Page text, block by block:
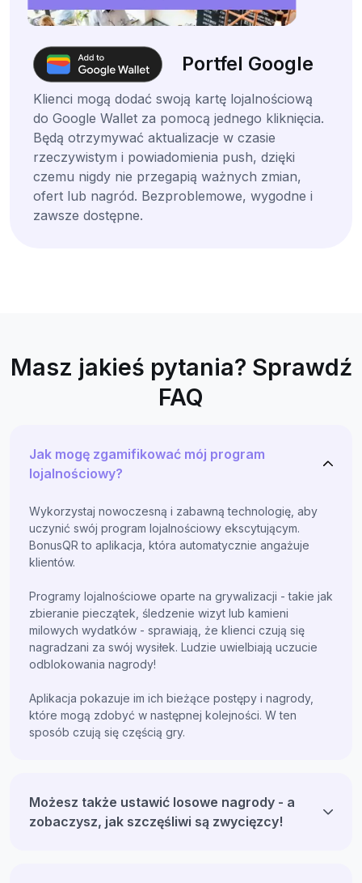
Portfel Google
Klienci mogą dodać swoją kartę lojalnościową
do Google Wallet za pomocą jednego kliknięcia.
Będą otrzymywać aktualizacje w czasie
rzeczywistym i powiadomienia push, dzięki
czemu nigdy nie przegapią ważnych zmian,
ofert lub nagród. Bezproblemowe, wygodne i
zawsze dostępne.
Masz jakieś pytania? Sprawdź
FAQ
Jak mogę zgamifikować mój program
lojalnościowy?
Wykorzystaj nowoczesną i zabawną technologię, aby
uczynić swój program lojalnościowy ekscytującym.
BonusQR to aplikacja, która automatycznie angażuje
klientów.
Programy lojalnościowe oparte na grywalizacji - takie jak
zbieranie pieczątek, śledzenie wizyt lub kamieni
milowych wydatków - sprawiają, że klienci czują się
nagradzani za swój wysiłek. Ludzie uwielbiają uczucie
odblokowania nagrody!
Aplikacja pokazuje im ich bieżące postępy i nagrody,
które mogą zdobyć w następnej kolejności. W ten
sposób czują się częścią gry.
Możesz także ustawić losowe nagrody - a
zobaczysz, jak szczęśliwi są zwycięzcy!